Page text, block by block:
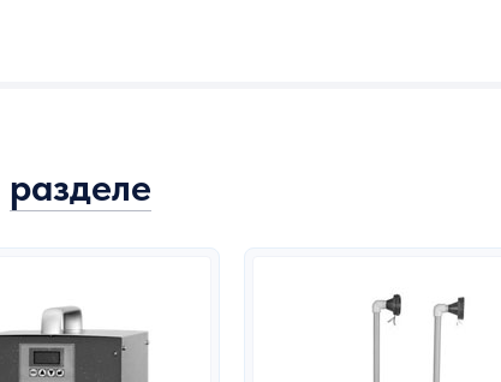
разделе